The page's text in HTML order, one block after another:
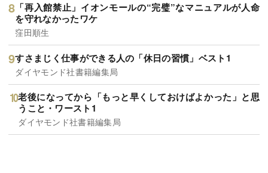
「再入館禁止」イオンモールの“完璧”なマニュアルが人命
を守れなかったワケ
窪田順生
すさまじく仕事ができる人の「休日の習慣」ベスト1
ダイヤモンド社書籍編集局
老後になってから「もっと早くしておけばよかった」と思
うこと・ワースト1
ダイヤモンド社書籍編集局